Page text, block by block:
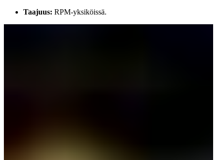
Taajuus: RPM-yksiköissä.